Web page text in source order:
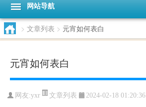
网站导航
> 文章列表 > 元宵如何表白
元宵如何表白
网友:yxr 文章列表 2024-02-18 01:20:36